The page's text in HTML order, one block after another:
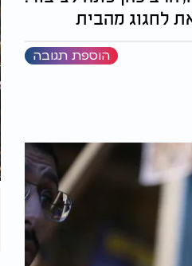
לחגוג מהבית
הוספת תגובה